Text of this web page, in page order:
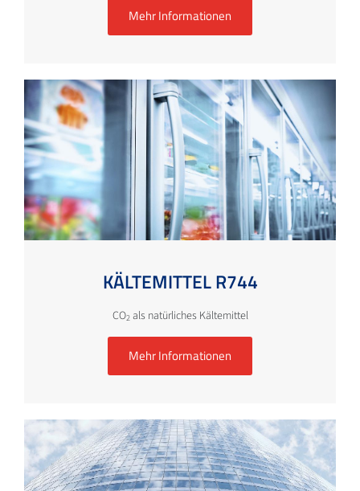
Mehr Informationen
KÄLTEMITTEL R744
CO2als natürliches Kältemittel
Mehr Informationen